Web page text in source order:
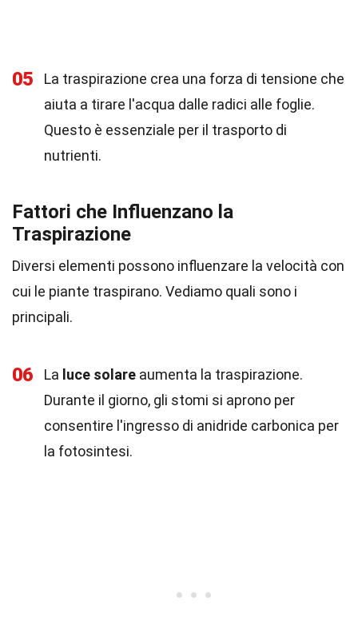
05
La traspirazione crea una forza di tensione che
aiuta a tirare l'acqua dalle radici alle foglie.
Questo è essenziale per il trasporto di
nutrienti.
Fattori che Influenzano la
Traspirazione
Diversi elementi possono influenzare la velocità con
cui le piante traspirano. Vediamo quali sono i
principali.
06 La luce solare aumenta la traspirazione.
Durante il giorno, gli stomi si aprono per
consentire l'ingresso di anidride carbonica per
la fotosintesi.